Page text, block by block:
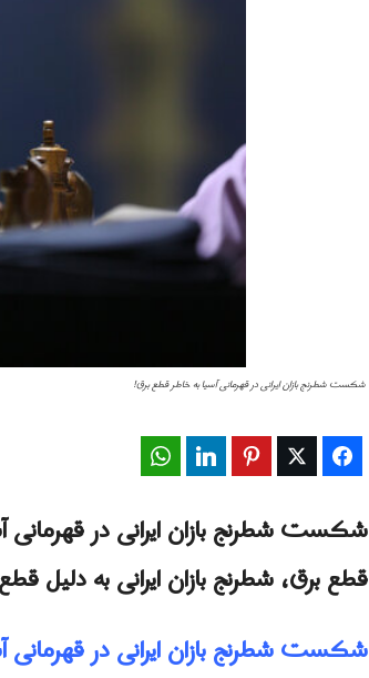
ز
شکست شطرنج بازان ایرانى در قهرمانی آسیا به خاطر قطع برق!
Facebook
Twitter
Pinterest
LinkedIn
شکست شطرنج بازان ایرانى در
قطع برق، شطرنج بازان ایرانی به دلیل
شکست شطرنج بازان ایرانى در قهرمانی